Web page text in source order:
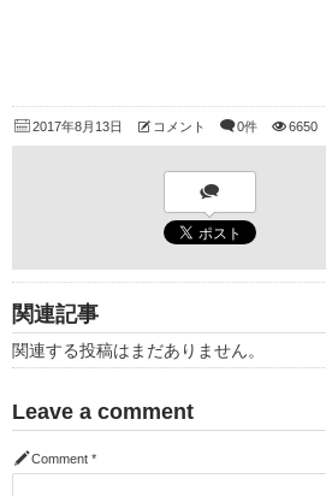
2017年8月13日 コメント 0件 6650
関連記事
関連する投稿はまだありません。
Leave a comment
Comment *